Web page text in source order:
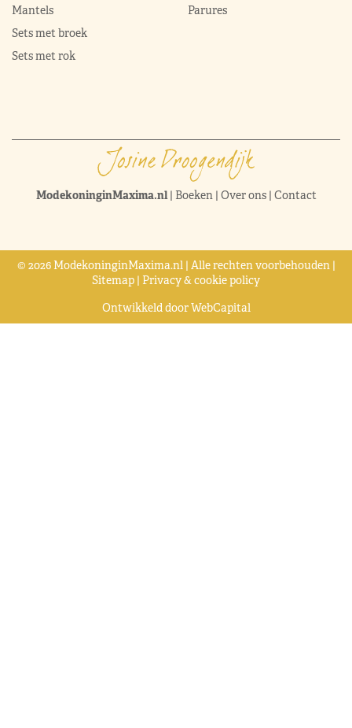
Mantels
Sets met broek
Sets met rok
Parures
ModekoninginMaxima.nl| Boeken | Over ons| Contact
© 2026 ModekoninginMaxima.nl | Alle rechten voorbehouden |
Sitemap | Privacy & cookie policy
Ontwikkeld doorWebCapital